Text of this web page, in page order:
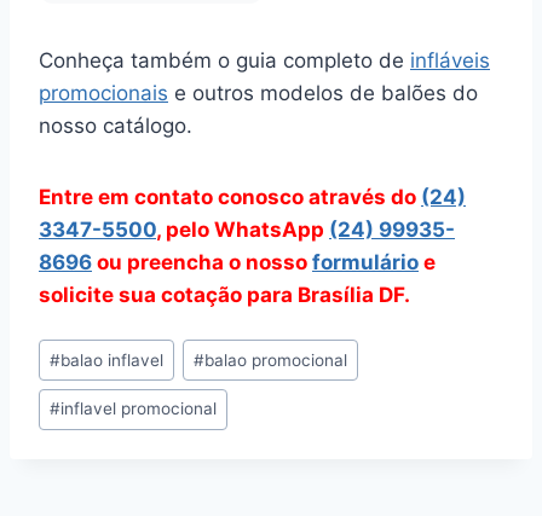
Conheça também o guia completo de infláveis
promocionais e outros modelos de balões do
nosso catálogo.
Entre em contato conosco através do (24)
3347-5500, pelo WhatsApp (24) 99935-
8696 ou preencha o nosso formulário e
solicite sua cotação para Brasília DF.
Tags
do
Post:
#balao inflavel #balao promocional
#inflavel promocional